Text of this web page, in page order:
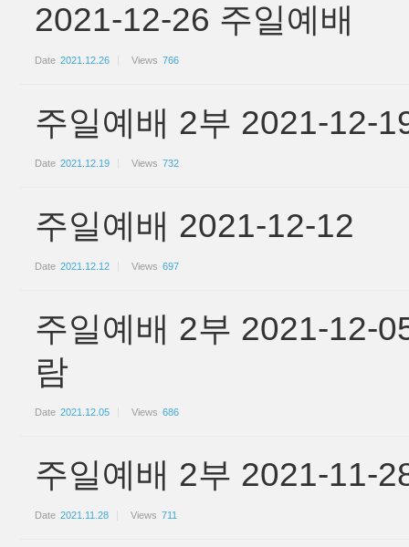
2021-12-26 주일예배
Date 2021.12.26 Views 766
주일예배 2부 2021-12-
Date 2021.12.19 Views 732
주일예배 2021-12-12
Date 2021.12.12 Views 697
주일예배 2부 2021-12-
람
Date 2021.12.05 Views 686
주일예배 2부 2021-11-
Date 2021.11.28 Views 711